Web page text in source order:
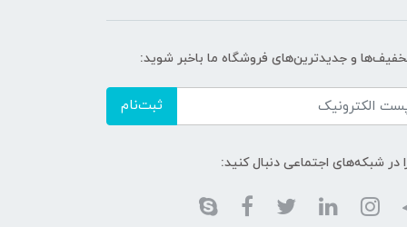
و جدیدترین‌های فروشگاه ما باخبر شوید:
ثبت‌نام
در شبکه‌های اجتماعی دنبال کنید: